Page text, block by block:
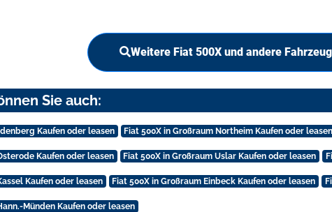
Weitere Fiat 500X und andere
Sie auch:
Kaufen oder leasen Fiat 500X in Großraum Northeim Kaufen oder leasen
Kaufen oder leasen Fiat 500X in Großraum Uslar Kaufen oder leasen
Kaufen oder leasen Fiat 500X in Großraum Einbeck Kaufen oder leasen
Münden Kaufen oder leasen